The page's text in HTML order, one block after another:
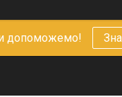
допоможемо!